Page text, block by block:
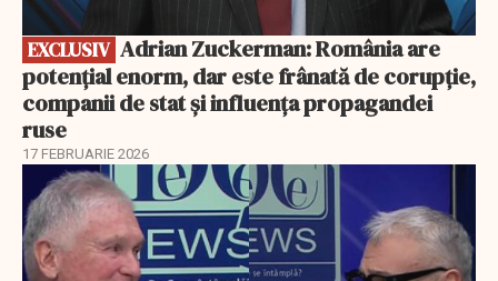
EXCLUSIV
potențial enorm, dar este frânată de corupție,
companii de stat și influența propagandei
ruse
17 FEBRUARIE 2026
EXCLUSIV